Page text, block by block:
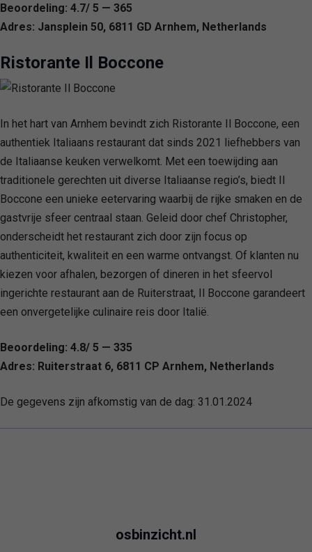
Beoordeling: 4.7/ 5 — 365
Adres: Jansplein 50, 6811 GD Arnhem, Netherlands
Ristorante Il Boccone
In het hart van Arnhem bevindt zich Ristorante Il Boccone, een
authentiek Italiaans restaurant dat sinds 2021 liefhebbers van
de Italiaanse keuken verwelkomt. Met een toewijding aan
traditionele gerechten uit diverse Italiaanse regio’s, biedt Il
Boccone een unieke eetervaring waarbij de rijke smaken en de
gastvrije sfeer centraal staan. Geleid door chef Christopher,
onderscheidt het restaurant zich door zijn focus op
authenticiteit, kwaliteit en een warme ontvangst. Of klanten nu
kiezen voor afhalen, bezorgen of dineren in het sfeervol
ingerichte restaurant aan de Ruiterstraat, Il Boccone garandeert
een onvergetelijke culinaire reis door Italië.
Beoordeling: 4.8/ 5 — 335
Adres: Ruiterstraat 6, 6811 CP Arnhem, Netherlands
De gegevens zijn afkomstig van de dag: 31.01.2024
osbinzicht.nl